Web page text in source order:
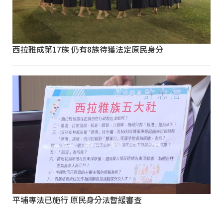
西拉雅成第17族 仍有8族待獲法定原民身分
平埔專法已施行 原民身分法暫緩審查